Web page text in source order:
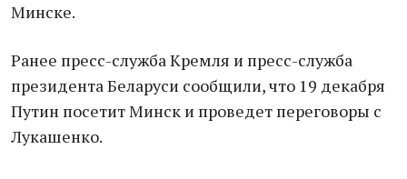
Минске.
Ранее пресс-служба Кремля и пресс-служба
президента Беларуси сообщили, что 19 декабря
Путин посетит Минск и проведет переговоры с
Лукашенко.